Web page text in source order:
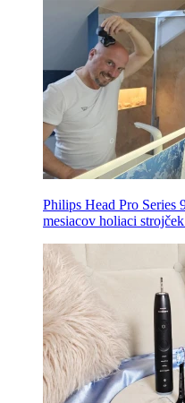
Philips Head Pro Series
mesiacov holiaci